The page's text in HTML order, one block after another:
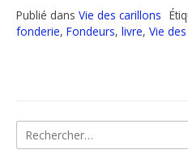
Publié dans Vie des carillons
fonderie, Fondeurs, livre, Vie
Rechercher :